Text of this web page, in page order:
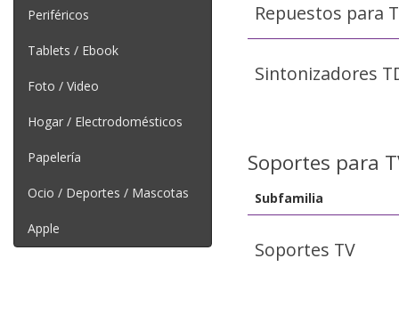
Periféricos
Tablets / Ebook
Foto / Video
Hogar / Electrodomésticos
Papelería
Ocio / Deportes / Mascotas
Apple
Repuestos para
Sintonizadores
Soportes para
Subfamilia
Soportes TV